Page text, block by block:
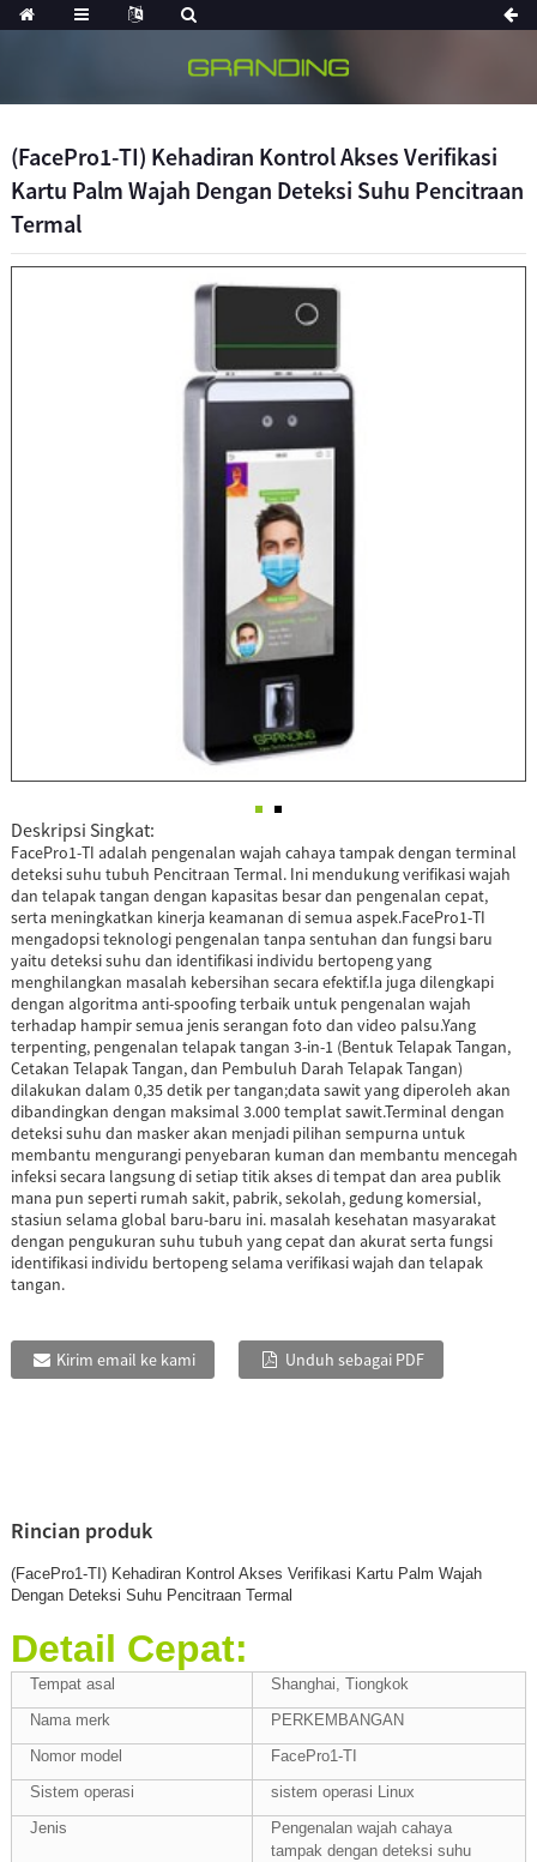
(FacePro1-TI) Kehadiran Kontrol Akses Verifikasi
Kartu Palm Wajah Dengan Deteksi Suhu Pencitraan
Termal
Deskripsi Singkat:
FacePro1-TI adalah pengenalan wajah cahaya tampak dengan terminal
deteksi suhu tubuh Pencitraan Termal. Ini mendukung verifikasi wajah
dan telapak tangan dengan kapasitas besar dan pengenalan cepat,
serta meningkatkan kinerja keamanan di semua aspek.FacePro1-TI
mengadopsi teknologi pengenalan tanpa sentuhan dan fungsi baru
yaitu deteksi suhu dan identifikasi individu bertopeng yang
menghilangkan masalah kebersihan secara efektif.Ia juga dilengkapi
dengan algoritma anti-spoofing terbaik untuk pengenalan wajah
terhadap hampir semua jenis serangan foto dan video palsu.Yang
terpenting, pengenalan telapak tangan 3-in-1 (Bentuk Telapak Tangan,
Cetakan Telapak Tangan, dan Pembuluh Darah Telapak Tangan)
dilakukan dalam 0,35 detik per tangan;data sawit yang diperoleh akan
dibandingkan dengan maksimal 3.000 templat sawit.Terminal dengan
deteksi suhu dan masker akan menjadi pilihan sempurna untuk
membantu mengurangi penyebaran kuman dan membantu mencegah
infeksi secara langsung di setiap titik akses di tempat dan area publik
mana pun seperti rumah sakit, pabrik, sekolah, gedung komersial,
stasiun selama global baru-baru ini. masalah kesehatan masyarakat
dengan pengukuran suhu tubuh yang cepat dan akurat serta fungsi
identifikasi individu bertopeng selama verifikasi wajah dan telapak
tangan.
Kirim email ke kami Unduh sebagai PDF
Rincian produk
(FacePro1-TI) Kehadiran Kontrol Akses Verifikasi Kartu Palm Wajah
Dengan Deteksi Suhu Pencitraan Termal
Detail Cepat:
Tempat asal
Shanghai, Tiongkok
Nama merk
PERKEMBANGAN
Nomor model
FacePro1-TI
Sistem operasi
sistem operasi Linux
Jenis
Pengenalan wajah cahaya
tampak dengan deteksi suhu